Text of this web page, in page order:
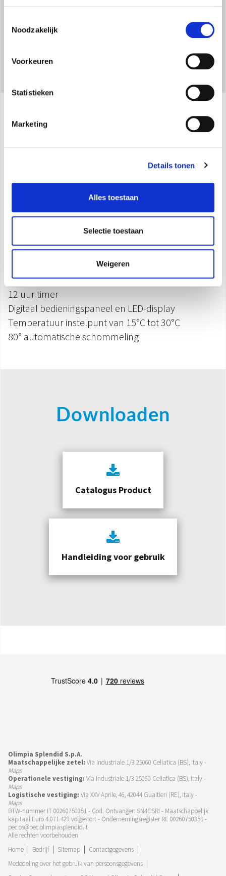
Noodzakelijk
Voorkeuren
Statistieken
Marketing
Details tonen
Alles toestaan
Selectie toestaan
Weigeren
Specificaties
Maximaal thermisch vermogen: 1800 W
2 vermogensniveaus (900 W - 1800 W)
Keramisch verwarmingselement
Kamerthermostaat
Bescherming tegen oververhitting
Oververhittingsbeveiliging
IP21 beschermingsgraad
ECO-functie (tot 50% energiebesparing)
12 uur timer
Digitaal bedieningspaneel en LED-display
Temperatuur instelpunt van 15°C tot 30°C
80° automatische schommeling
Downloaden
Catalogus Product
Handleiding voor gebruik
Olimpia Splendid S.p.A.
Maatschappelijke zetel: Via Industriale 1/3 25060 Cellatica (BS), Italy -
Maps
Operationele vestiging: Via Industriale 1/3 25060 Cellatica (BS), Italy -
Maps
Logistische vestiging: Via XXV Aprile, 46, 42044 Gualtieri (RE), Italy -
Maps
BTW-nummer IT 00260750351 - Cod. Ontvanger: SN4CSRI - Maatschappelijk
kapitaal Euro 4.071.429 volgestort - Ondernemingsregister RE 00260750351 -
pec.os@pec.olimpiasplendid.it
Alle rechten voorbehouden
Home
Bedrijf Sitemap
Contactgegevens
Mededeling over het gebruik van persoonsgegevens